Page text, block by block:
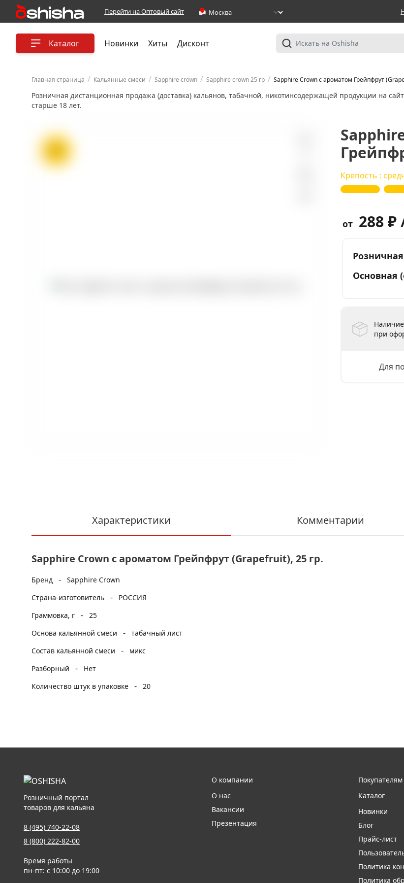
Перейти на Оптовый сайт
Каталог Новинки Хиты Дисконт
Главная страница / Кальянные смеси / Sapphire crown / Sapphire crown 25 гр / Sapphire Crown с ароматом Грейпфрут
Розничная дистанционная продажа (доставка) кальянов, табачной, никотинсодержащей продукции на
старше 18 лет.
Крепость :
от 288 ₽
Основная
при
Для
Характеристики Комментарии
Sapphire Crown с ароматом Грейпфрут (Grapefruit), 25 гр.
Бренд - Sapphire Crown
Страна-изготовитель
-
РОССИЯ
Граммовка, г
- 25
Основа кальянной смеси
- табачный лист
Состав кальянной смеси
-
микс
Разборный
-
Нет
Количество штук в упаковке
- 20
Розничный портал
товаров для кальяна
8 (495) 740-22-08
8 (800) 222-82-00
Время работы
пн-пт: с 10:00 до 19:00
О компании
О нас
Вакансии
Презентация
Покупателям
Каталог
Новинки
Блог
Прайс-лист
Политика
Политика